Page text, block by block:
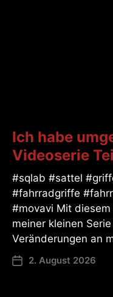
Ich habe
Videoserie
#sqlab #sattel
#fahrradgriffe
#movavi Mit
meiner kleinen
Veränderungen an
2. August 2026